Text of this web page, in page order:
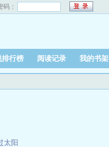
码：
排行榜 阅读记录 我的书架
太阳